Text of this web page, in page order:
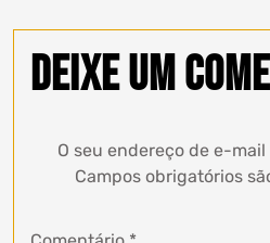
Deixe um
O seu endereço de e-
Campos obrigatórios